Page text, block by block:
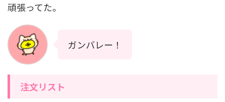
頑張ってた。
ガンバレー！
注文リスト